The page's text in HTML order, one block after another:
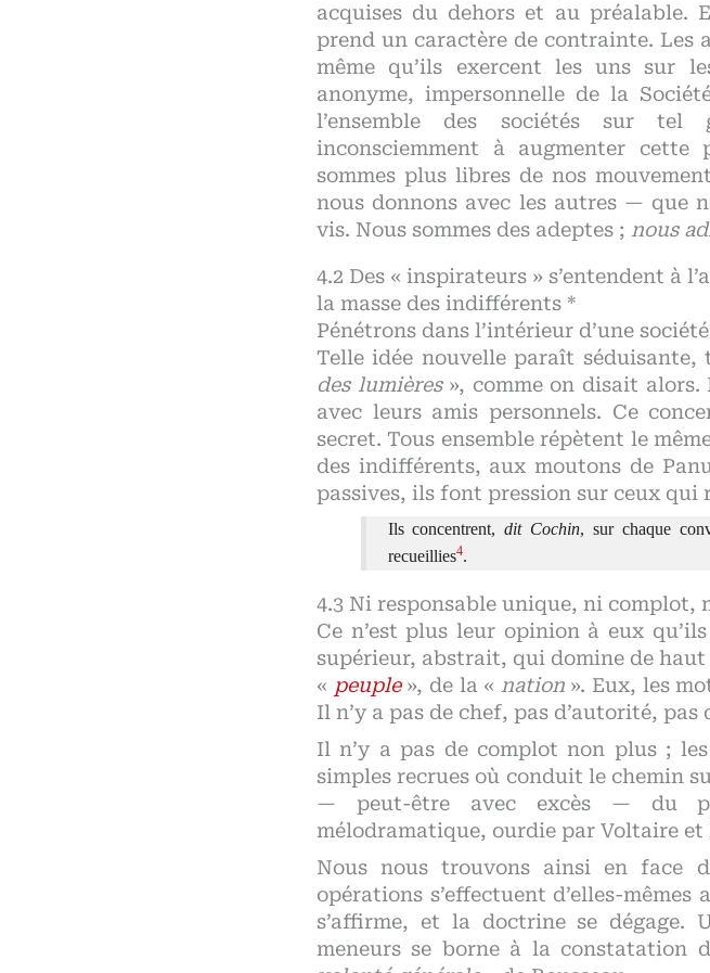
acquises du dehors et au préalable.
prend un caractère de contrainte. Les
même qu’ils exercent les uns sur
anonyme, impersonnelle de la
l’ensemble des sociétés sur tel
inconsciemment à augmenter cette
sommes plus libres de nos
nous donnons avec les autres — que
vis. Nous sommes des adeptes ; nous
Des « inspirateurs » s’entendent à
la masse des indifférents *
Pénétrons dans l’intérieur d’une
Telle idée nouvelle paraît
des lumières», comme on disait alors.
avec leurs amis personnels. Ce
secret. Tous ensemble répètent le
des indifférents, aux moutons de
passives, ils font pression sur ceux qui
Ils concentrent,dit Cochin, sur chaque
recueillies4.
Ni responsable unique, ni complot,
Ce n’est plus leur opinion à eux
supérieur, abstrait, qui domine de haut
« peuple», de la « nation». Eux, les
Il n’y a pas de chef, pas d’autorité, pas
Il n’y a pas de complot non plus ;
simples recrues où conduit le chemin
— peut-être avec excès — du
mélodramatique, ourdie par Voltaire et
Nous nous trouvons ainsi en face
opérations s’effectuent d’elles-
s’affirme, et la doctrine se dégage.
meneurs se borne à la constatation